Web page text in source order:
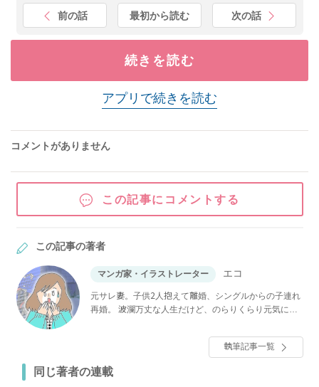
前の話 最初から読む 次の話
続きを読む
アプリで続きを読む
コメントがありません
この記事にコメントする
この記事の著者
マンガ家・イラストレーター エコ
元サレ妻。子供2人抱えて離婚、シングルからの子連れ
再婚。 波瀾万丈な人生だけど、のらりくらり元気に過
執筆記事一覧
同じ著者の連載